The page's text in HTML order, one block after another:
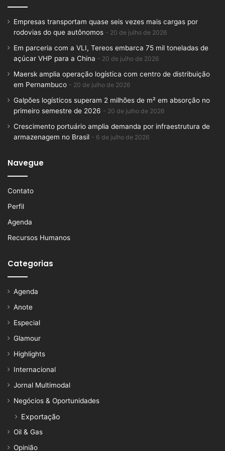
Empresas transportam quase seis vezes mais cargas por
rodovias do que autônomos
20 de julho de 2026
Em parceria com a VLI, Tereos embarca 75 mil toneladas de
açúcar VHP para a China
20 de julho de 2026
Maersk amplia operação logística com centro de distribuição
em Pernambuco
20 de julho de 2026
Galpões logísticos superam 2 milhões de m² em absorção no
primeiro semestre de 2026
20 de julho de 2026
Crescimento portuário amplia demanda por infraestrutura de
armazenagem no Brasil
6 de julho de 2026
Navegue
Contato
Perfil
Agenda
Recursos Humanos
Categorias
Agenda
Anote
Especial
Glamour
Highlights
Internacional
Jornal Multimodal
Negócios & Oportunidades
Exportação
Oil & Gas
Opinião